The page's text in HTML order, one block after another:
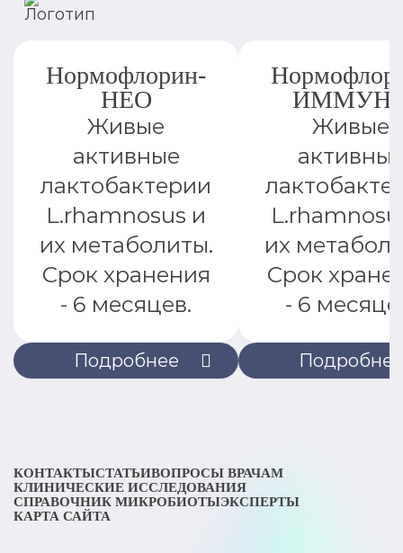
Подробнее
Нормофлорин-
НЕО
Живые
активные
лактобактерии
L.rhamnosus и
их метаболиты.
Срок хранения
- 6 месяцев.
Подробнее
Живые
их
Срок
- 6
КОНТАКТЫСТАТЬИВОПРОСЫ ВРАЧАМ
КЛИНИЧЕСКИЕ ИССЛЕДОВАНИЯ
СПРАВОЧНИК МИКРОБИОТЫЭКСПЕРТЫ
КАРТА САЙТА